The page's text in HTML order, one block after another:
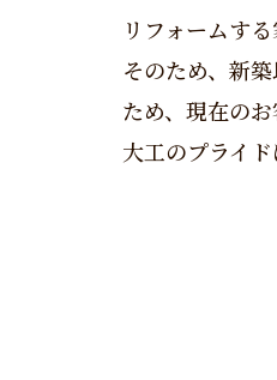
リフォームす
そのため、新
ため、現在の
大工のプライ